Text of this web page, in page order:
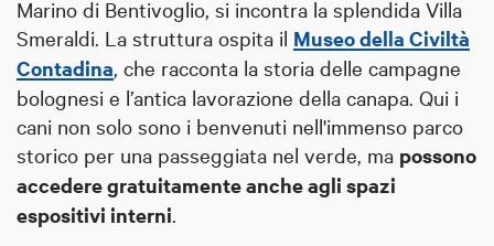
Marino di Bentivoglio, si incontra la splendida Villa
Smeraldi . La struttura ospita il Museo della Civiltà
Contadina , che racconta la storia delle campagne
bolognesi e l’antica lavorazione della canapa. Qui i
cani non solo sono i benvenuti nell'immenso parco
storico per una passeggiata nel verde, ma possono
accedere gratuitamente anche agli spazi
espositivi interni